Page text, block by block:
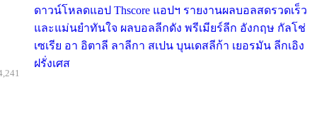
ดาวน์โหลดแอป Thscore แอปฯ รายงานผลบอลสดรวดเร็ว
และแม่นยำทันใจ ผลบอลลีกดัง พรีเมียร์ลีก อังกฤษ กัลโช่
เซเรีย อา อิตาลี ลาลีกา สเปน บุนเดสลีก้า เยอรมัน ลีกเอิง
ฝรั่งเศส